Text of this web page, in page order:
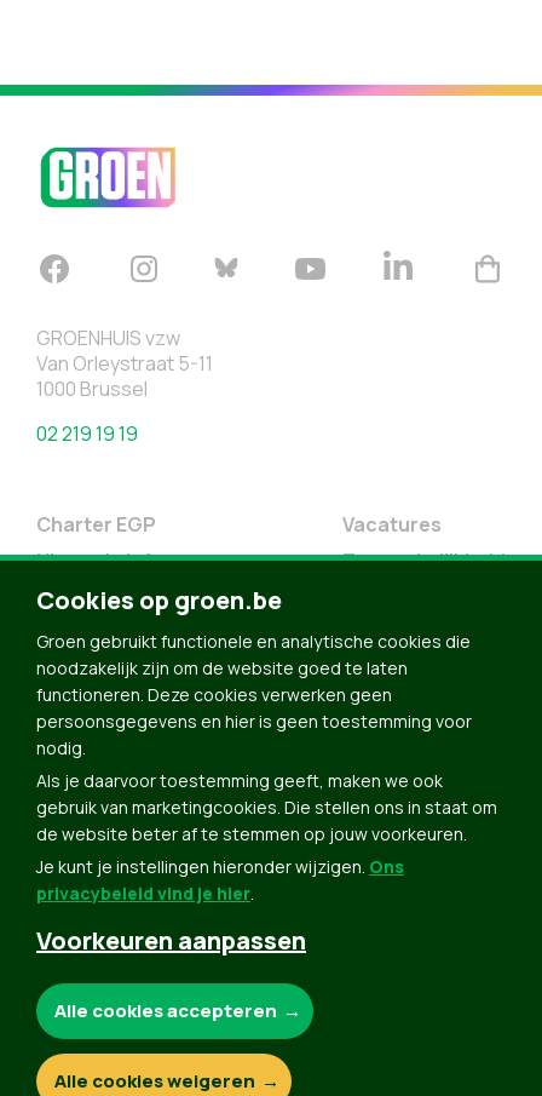
GROENHUIS vzw
Van Orleystraat 5-11
1000 Brussel
02 219 19 19
Charter EGP
Nieuwsbrief
Doe Mee
Contact
Groen in je buurt
Meldpunt
Vacatures
Toegankelijkheid
Word lid
Agenda
Bekijk kalender
Verleng je lidmaatschap
Programma oktober 2024
Programma juni 2024
Downloads
Webshop
Cookies op groen.be
Groen gebruikt functionele en analytische cookies die
noodzakelijk zijn om de website goed te laten
functioneren. Deze cookies verwerken geen
persoonsgegevens en hier is geen toestemming voor
nodig.
Als je daarvoor toestemming geeft, maken we ook
gebruik van marketingcookies. Die stellen ons in staat om
de website beter af te stemmen op jouw voorkeuren.
Je kunt je instellingen hieronder wijzigen. Ons
privacybeleid vind je hier.
Voorkeuren aanpassen
Analytische cookies:
Alle cookies accepteren
Alle cookies weigeren